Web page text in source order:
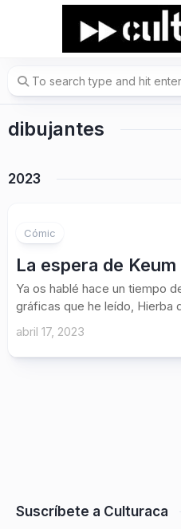
dibujantes
2023
Cómic
La espera de
Ya os hablé hace un tiempo
gráficas que he leído, Hierba
abril 17, 2023
Suscríbete a Culturaca